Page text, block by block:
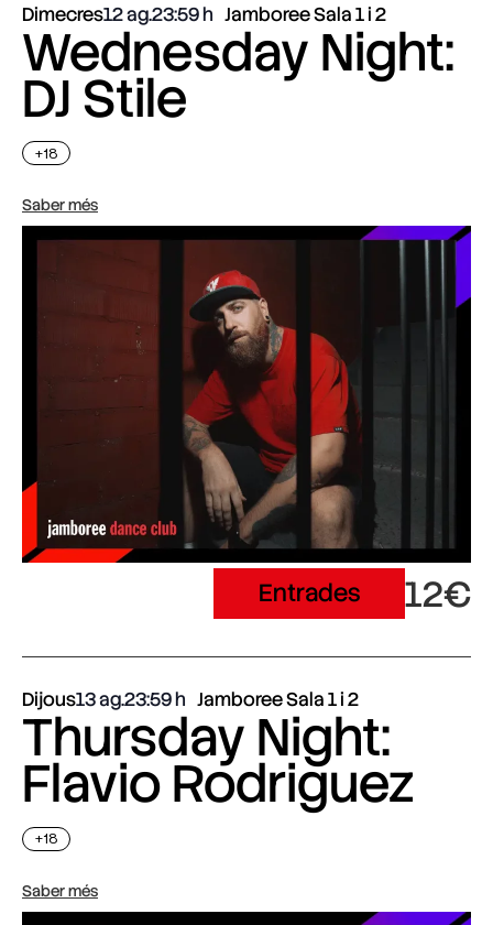
Dimecres12 ag.23:59 Jamboree Sala 1 i 2
Wednesday Night:
DJ Stile
+18
Saber més
Entrades 12€
Dijous13 ag.23:59 Jamboree Sala 1 i 2
Thursday Night:
Flavio Rodriguez
+18
Saber més